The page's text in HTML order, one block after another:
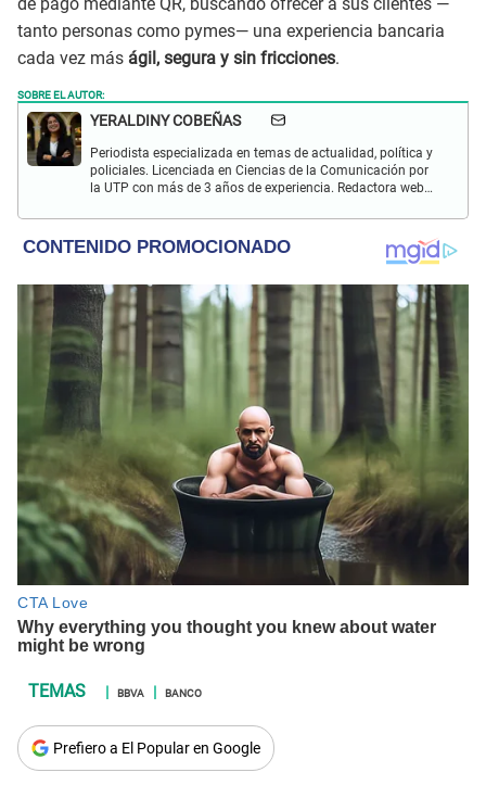
tanto personas como pymes— una experiencia bancaria
cada vez más ágil, segura y sin fricciones.
SOBRE EL AUTOR:
YERALDINY COBEÑAS
Periodista especializada en temas de actualidad, política y
policiales. Licenciada en Ciencias de la Comunicación por
la UTP con más de 3 años de experiencia. Redactora web
en temas relacionados con misterios, películas y series
policiales.
BBVA BANCO
Prefiero a El Popular en Google